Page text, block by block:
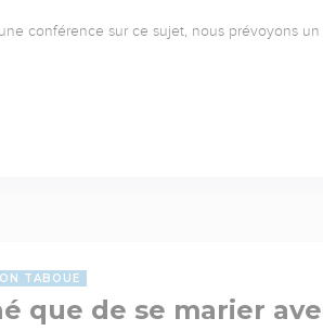
conférence sur ce sujet, nous prévoyons
TABOUE
que de se marier